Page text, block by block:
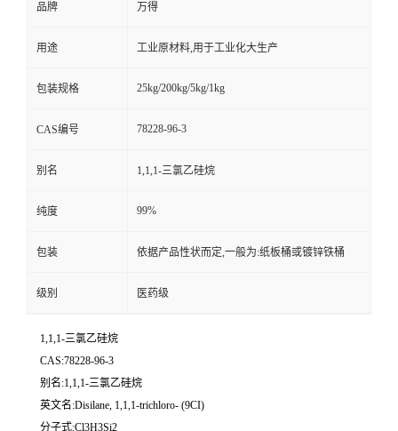
品牌 万得
用途 工业原材料,用于工业化大生产
包装规格 25kg/200kg/5kg/1kg
CAS编号 78228-96-3
别名 1,1,1-三氯乙硅烷
纯度 99%
包装 依据产品性状而定,一般为:纸板桶或镀锌铁桶
级别 医药级
1,1,1-三氯乙硅烷
CAS:78228-96-3
别名:1,1,1-三氯乙硅烷
英文名:Disilane, 1,1,1-trichloro- (9CI)
分子式:Cl3H3Si2